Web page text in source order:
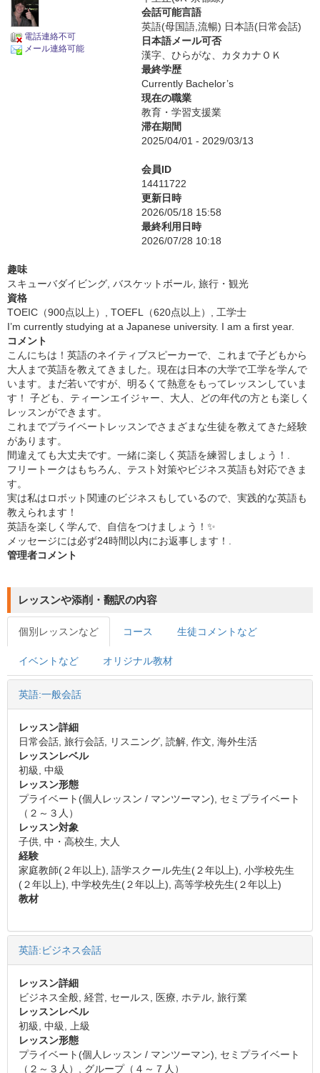
電話連絡不可
メール連絡可能
会話可能言語
英語(母国語,流暢) 日本語(日常会話)
日本語メール可否
漢字、ひらがな、カタカナＯＫ
最終学歴
Currently Bachelor’s
現在の職業
教育・学習支援業
滞在期間
2025/04/01 - 2029/03/13
会員ID
14411722
更新日時
2026/05/18 15:58
最終利用日時
2026/07/28 10:18
趣味
スキューバダイビング, バスケットボール, 旅行・観光
資格
TOEIC（900点以上）, TOEFL（620点以上）, 工学士
I’m currently studying at a Japanese university. I am a first year.
コメント
こんにちは！英語のネイティブスピーカーで、これまで子どもから
大人まで英語を教えてきました。現在は日本の大学で工学を学んで
います。まだ若いですが、明るくて熱意をもってレッスンしていま
す！ 子ども、ティーンエイジャー、大人、どの年代の方とも楽しく
レッスンができます。
これまでプライベートレッスンでさまざまな生徒を教えてきた経験
があります。
間違えても大丈夫です。一緒に楽しく英語を練習しましょう！.
フリートークはもちろん、テスト対策やビジネス英語も対応できま
す。
実は私はロボット関連のビジネスもしているので、実践的な英語も
教えられます！
英語を楽しく学んで、自信をつけましょう！✨
メッセージには必ず24時間以内にお返事します！.
管理者コメント
レッスンや添削・翻訳の内容
個別レッスンなど コース 生徒コメントなど
イベントなど オリジナル教材
英語:一般会話
レッスン詳細
日常会話, 旅行会話, リスニング, 読解, 作文, 海外生活
レッスンレベル
初級, 中級
レッスン形態
プライベート(個人レッスン / マンツーマン), セミプライベート
（２～３人）
レッスン対象
子供, 中・高校生, 大人
経験
家庭教師(２年以上), 語学スクール先生(２年以上), 小学校先生
(２年以上), 中学校先生(２年以上), 高等学校先生(２年以上)
教材
英語:ビジネス会話
レッスン詳細
ビジネス全般, 経営, セールス, 医療, ホテル, 旅行業
レッスンレベル
初級, 中級, 上級
レッスン形態
プライベート(個人レッスン / マンツーマン), セミプライベート
（２～３人）, グループ（４～７人）